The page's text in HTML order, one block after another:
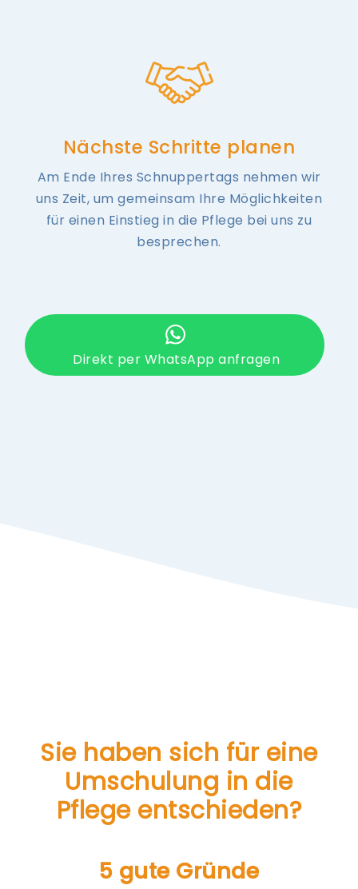
Nächste Schritte planen
Am Ende Ihres Schnuppertags nehmen wir
uns Zeit, um gemeinsam Ihre Möglichkeiten
für einen Einstieg in die Pflege bei uns zu
besprechen.
Direkt per WhatsApp anfragen
Sie haben sich für eine
Umschulung in die
Pflege entschieden?
5 gute Gründe